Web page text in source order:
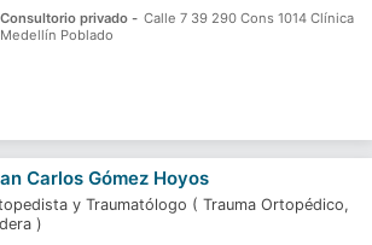
Consultorio privado - Calle 7 39 290 Cons 1014 Clínica
Medellín Poblado
Carlos Gómez Hoyos
y Traumatólogo ( Trauma Ortopédico,
)